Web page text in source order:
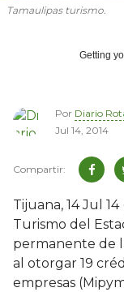
Tamaulipas turismo.
Getting
Por Diario
Jul 14, 2014
Tijuana, 14 Jul
Turismo del
permanente de
al otorgar 19
empresas